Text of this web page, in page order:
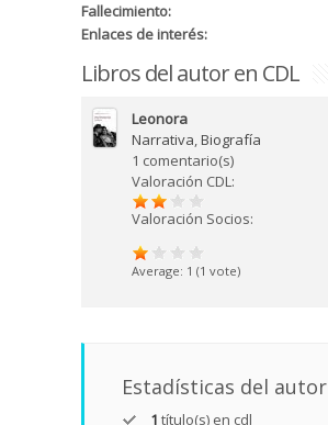
Fallecimiento:
Enlaces de interés:
Libros del autor en CDL
Leonora
Narrativa,Biografía
1 comentario(s)
Valoración CDL:
Valoración Socios:
Average: 1 (1 vote)
Estadísticas del autor
1 título(s) en cdl